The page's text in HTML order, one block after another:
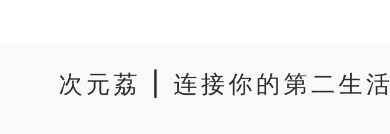
次元荔 | 连接你的第二生活